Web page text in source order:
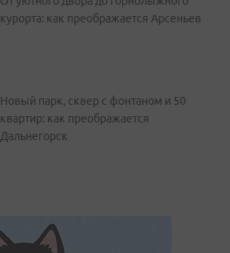
курорта: как преображается Арсеньев
Новый парк, сквер с фонтаном и 50
квартир: как преображается
Дальнегорск